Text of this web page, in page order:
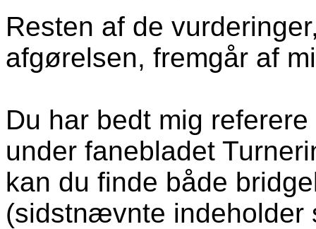
Resten af de
afgørelsen, fremgår af
Du har bedt mig
under fanebladet
kan du finde både
(sidstnævnte